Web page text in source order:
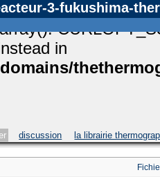
in
domains/
3-fukushima-
discussion la librairie